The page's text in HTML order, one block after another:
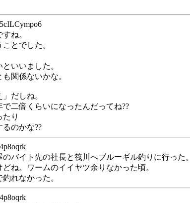
ね。
とでした。
いいました。
関係ないかな。
だしね。
二倍くらいになったんだってね??
り
るのかな??
バイト先の社長と筏川へブルーギル釣りに行った。
ね。ワームのイイヤツ余りなかった頃。
れなかった。